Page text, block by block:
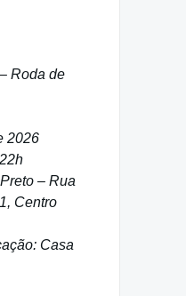
Roda de
2026
– Rua
Centro
Casa